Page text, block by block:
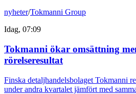
nyheter/Tokmanni Group
Idag, 07:09
Tokmanni ökar omsättning
rörelseresultat
Finska detaljhandelsbolaget Tokmanni
under andra kvartalet jämfört med